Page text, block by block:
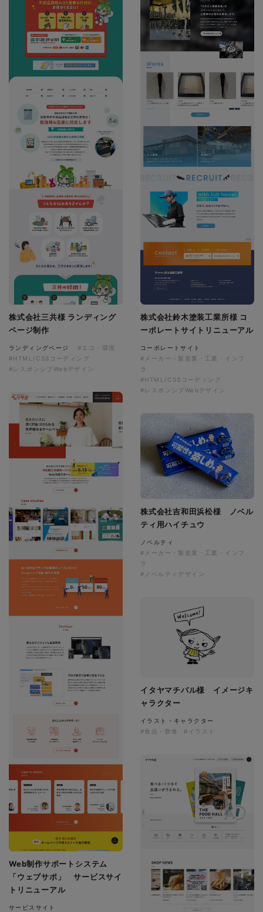
株式会社三共様 ランディング
ページ制作
ランディングページ
#エコ・環境
#HTML/CSSコーディング
#レスポンシブWebデザイン
株式会社鈴木塗装工業所様 コ
ーポレートサイトリニューアル
コーポレートサイト
#メーカー・製造業・工業・インフ
ラ
#HTML/CSSコーディング
#レスポンシブWebデザイン
Web制作サポートシステム
「ウェブサポ」 サービスサイ
トリニューアル
サービスサイト
株式会社吉和田浜松様 ノベル
ティ用ハイチュウ
ノベルティ
#メーカー・製造業・工業・インフ
ラ
#ノベルティデザイン
イタヤマチバル様 イメージキ
ャラクター
イラスト・キャラクター
#食品・飲食
#イラスト